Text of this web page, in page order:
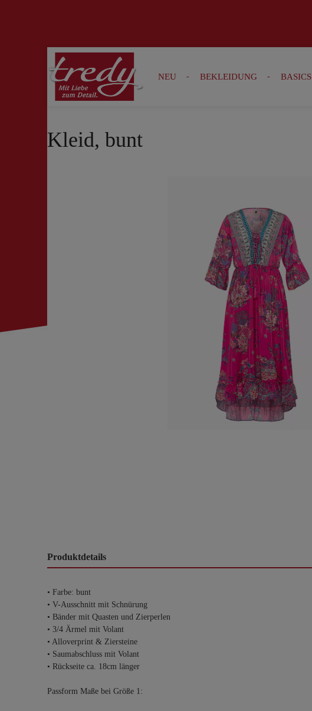
Zur Suche springen Zur Hauptnavigation springen
NEU BEKLEIDUNG BASICS
Kleid, bunt
Produktdetails
• Farbe: bunt
• V-Ausschnitt mit Schnürung
• Bänder mit Quasten und Zierperlen
• 3/4 Ärmel mit Volant
• Alloverprint & Ziersteine
• Saumabschluss mit Volant
• Rückseite ca. 18cm länger
Passform Maße bei Größe 1: